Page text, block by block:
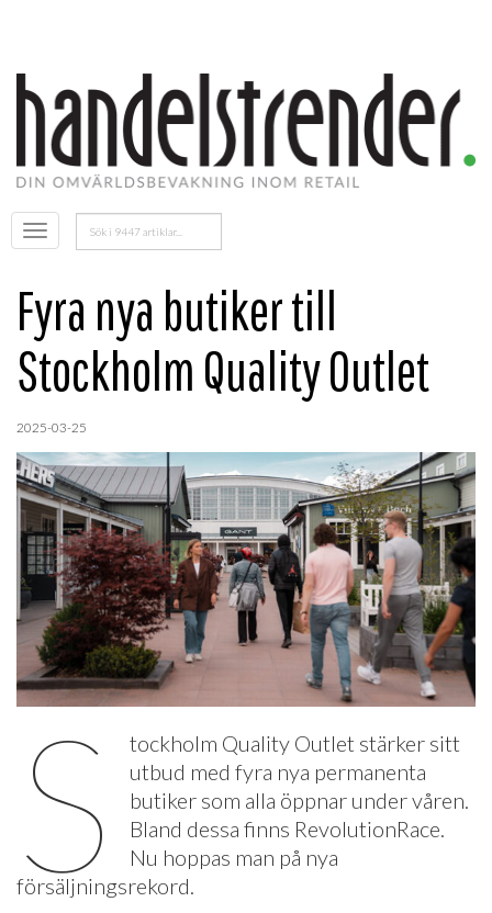
Öppna
menyn
Sök
efter:
Fyra nya butiker till
Stockholm Quality Outlet
2025-03-25
S
tockholm Quality Outlet stärker sitt
utbud med fyra nya permanenta
butiker som alla öppnar under våren.
Bland dessa finns RevolutionRace.
Nu hoppas man på nya
försäljningsrekord.